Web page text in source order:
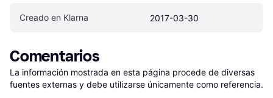
Creado en Klarna 2017-03-30
Comentarios
La información mostrada en esta página procede de diversas
fuentes externas y debe utilizarse únicamente como referencia.